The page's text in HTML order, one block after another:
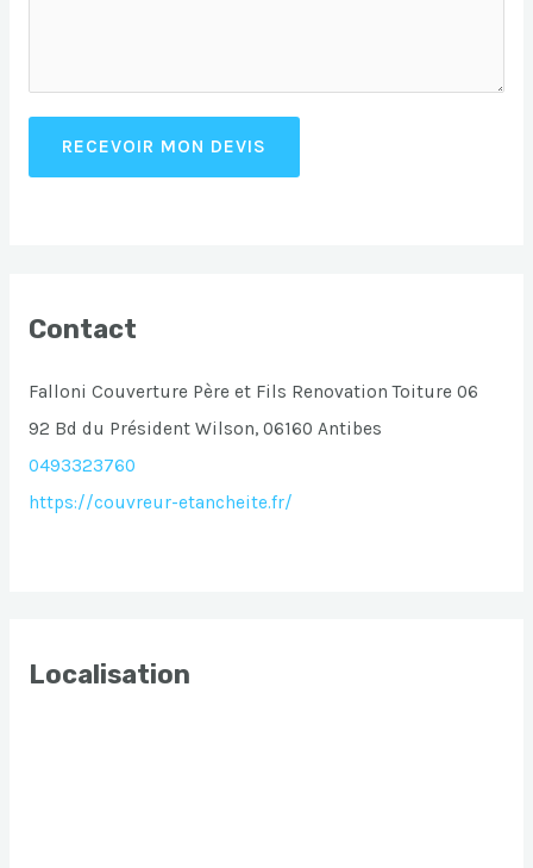
RECEVOIR MON DEVIS
Contact
Falloni Couverture Père et Fils Renovation Toiture 06
92 Bd du Président Wilson, 06160 Antibes
0493323760
https://couvreur-etancheite.fr/
Localisation